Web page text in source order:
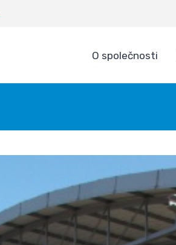
O společnosti